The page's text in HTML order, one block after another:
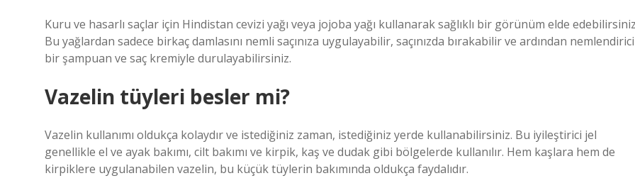
Kuru ve hasarlı saçlar için Hindistan cevizi yağı veya jojoba yağı kullanarak sağlıklı bir görünüm elde
Bu yağlardan sadece birkaç damlasını nemli saçınıza uygulayabilir, saçınızda bırakabilir ve ardından nemlendirici
bir şampuan ve saç kremiyle durulayabilirsiniz.
Vazelin tüyleri besler mi?
Vazelin kullanımı oldukça kolaydır ve istediğiniz zaman, istediğiniz yerde kullanabilirsiniz. Bu iyileştirici jel
genellikle el ve ayak bakımı, cilt bakımı ve kirpik, kaş ve dudak gibi bölgelerde kullanılır. Hem kaşlara hem de
kirpiklere uygulanabilen vazelin, bu küçük tüylerin bakımında oldukça faydalıdır.